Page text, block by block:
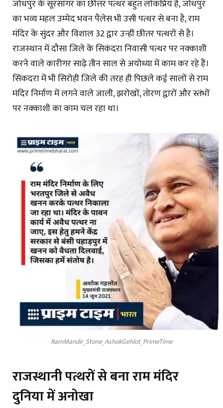
जोधपुर के सूरसागर का छीत्तर पत्थर बहुत लोकप्रिय है, जोधपुर
का भव्य महल उम्मेद भवन पैलेस भी उसी पत्थर से बना है, राम
मंदिर के सुंदर और विशाल 32 द्वार उन्हीं छीतर पत्थरों से है।
राजस्थान में दौसा जिले के सिकंदरा निवासी पत्थर पर नक्काशी
करने वाले कारीगर साढ़े तीन साल से अयोध्या में काम कर रहे हैं।
सिंकदरा में भी सिरोही जिले की तरह ही पिछले कई सालों से राम
मंदिर निर्माण में लगने वाले जाली, झरोखों, तोरण द्वारों और स्तंभों
पर नक्काशी का काम चल रहा था।
RamMandir_Stone_AshokGehlot_PrimeTime
राजस्थानी पत्थरों से बना राम मंदिर
दुनिया में अनोखा